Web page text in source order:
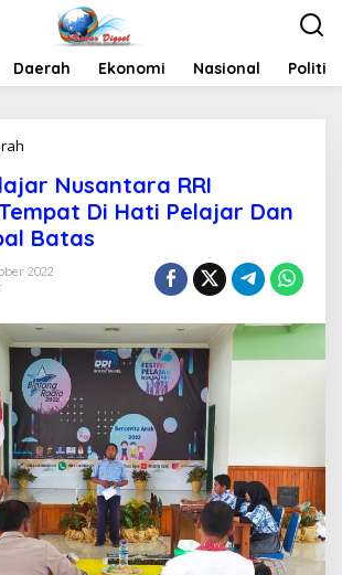
Daerah Ekonomi Nasional Politik
Nusantara
RRI
Mendapat
Tempat
Di
Dan
Guru
Di
Tapal
Batas
Nusantara RRI
Di Hati Pelajar Dan
Batas
2022